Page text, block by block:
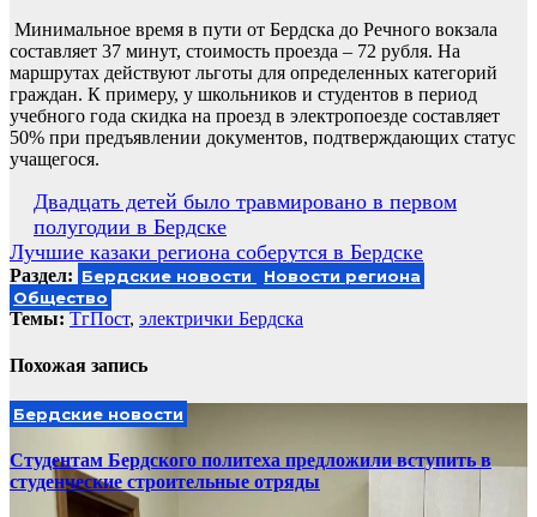
Минимальное время в пути от Бердска до Речного вокзала
составляет 37 минут, стоимость проезда – 72 рубля. На
маршрутах действуют льготы для определенных категорий
граждан. К примеру, у школьников и студентов в период
учебного года скидка на проезд в электропоезде составляет
50% при предъявлении документов, подтверждающих статус
учащегося.
Навигация
по
записям
Двадцать детей было травмировано в первом
полугодии в Бердске
Лучшие казаки региона соберутся в Бердске
Раздел: Бердские новости
Новости региона
Общество
Темы: ТгПост, электрички Бердска
Похожая запись
Бердские новости
Студентам Бердского политеха предложили вступить в
студенческие строительные отряды